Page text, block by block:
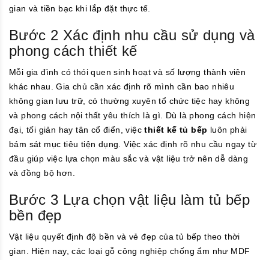
gian và tiền bạc khi lắp đặt thực tế.
Bước 2 Xác định nhu cầu sử dụng và
phong cách thiết kế
Mỗi gia đình có thói quen sinh hoạt và số lượng thành viên
khác nhau. Gia chủ cần xác định rõ mình cần bao nhiêu
không gian lưu trữ, có thường xuyên tổ chức tiệc hay không
và phong cách nội thất yêu thích là gì. Dù là phong cách hiện
đại, tối giản hay tân cổ điển, việcthiết kế tủ bếp luôn phải
bám sát mục tiêu tiện dụng. Việc xác định rõ nhu cầu ngay từ
đầu giúp việc lựa chọn màu sắc và vật liệu trở nên dễ dàng
và đồng bộ hơn.
Bước 3 Lựa chọn vật liệu làm tủ bếp
bền đẹp
Vật liệu quyết định độ bền và vẻ đẹp của tủ bếp theo thời
gian. Hiện nay, các loại gỗ công nghiệp chống ẩm như MDF